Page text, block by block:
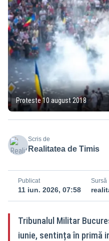
Proteste 10 august 2018
Scris de
Realitatea de Timis
Publicat
11 iun. 2026, 07:58
Sursă
Tribunalul Militar
iunie, sentința în primă